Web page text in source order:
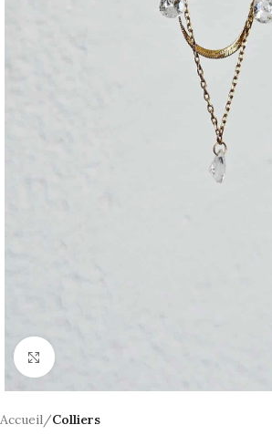
Click to enlarge
Accueil Colliers